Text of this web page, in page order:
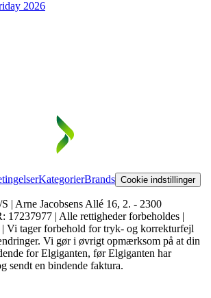
2026
KategorierBrands Cookie indstillinger
| Arne Jacobsens Allé 16, 2. - 2300
17237977 | Alle rettigheder forbeholdes |
Vi tager forbehold for tryk- og korrekturfejl
Vi gør i øvrigt opmærksom på at din
for Elgiganten, før Elgiganten har
sendt en bindende faktura.